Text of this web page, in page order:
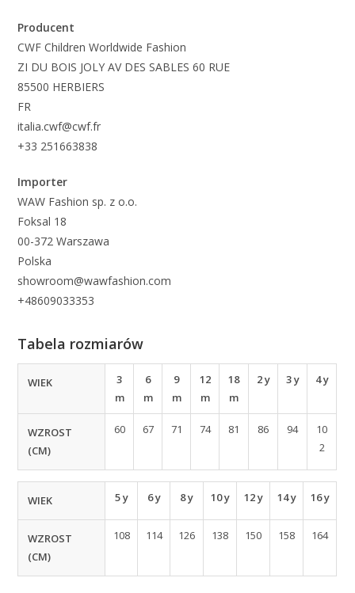
Producent
CWF Children Worldwide Fashion
ZI DU BOIS JOLY AV DES SABLES 60 RUE
85500 HERBIERS
FR
italia.cwf@cwf.fr
+33 251663838
Importer
WAW Fashion sp. z o.o.
Foksal 18
00-372 Warszawa
Polska
showroom@wawfashion.com
+48609033353
Tabela rozmiarów
WIEK
3
m
6
m
9
m
12
m
18
m
2 y 3 y 4 y
WZROST
(CM)
60 67 71 74 81 86 94
10
2
WIEK 5 y 6 y 8 y 10 y 12 y 14 y 16 y
WZROST
(CM)
108 114 126 138 150 158 164